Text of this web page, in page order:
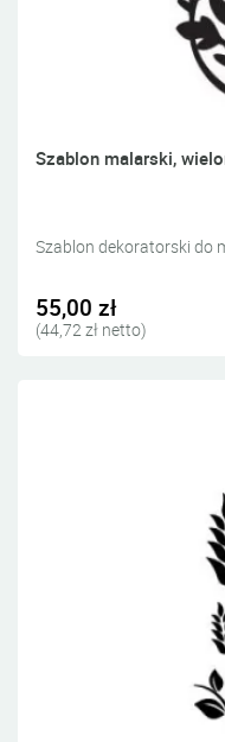
Szablon malarski,
Szablon dekoratorski do
55,00 zł
(44,72 zł netto)